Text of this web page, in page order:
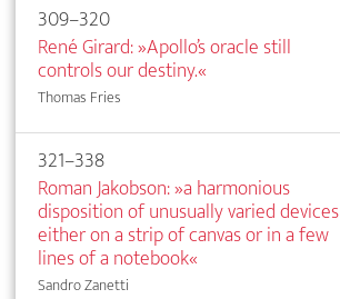
309–320
René Girard: »Apollo’s oracle still
controls our destiny.«
Thomas Fries
321–338
Roman Jakobson: »a harmonious
disposition of unusually varied devices
either on a strip of canvas or in a few
lines of a notebook«
Sandro Zanetti